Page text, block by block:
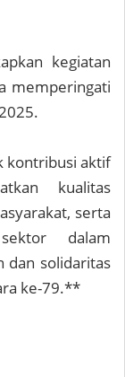
kegiatan
memperingati
kontribusi aktif
kualitas
serta
dalam
dan solidaritas
ke-79.**